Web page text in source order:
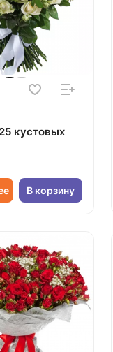
кустовых
В корзину